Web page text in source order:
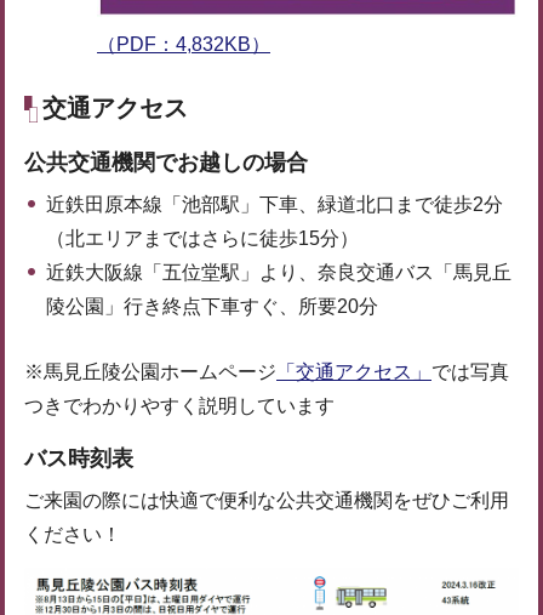
（PDF：4,832KB）
交通アクセス
公共交通機関でお越しの場合
近鉄田原本線「池部駅」下車、緑道北口まで徒歩2分
（北エリアまではさらに徒歩15分）
近鉄大阪線「五位堂駅」より、奈良交通バス「馬見丘
陵公園」行き終点下車すぐ、所要20分
※馬見丘陵公園ホームページ 「交通アクセス」 では写真
つきでわかりやすく説明しています
バス時刻表
ご来園の際には快適で便利な公共交通機関をぜひご利用
ください！